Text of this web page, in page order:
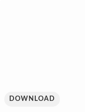
DOWNLOAD